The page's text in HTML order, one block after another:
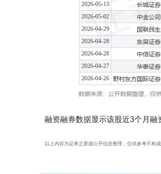
融资融券数据显示该股近3个月融
以上内容为证券之星据公开信息整理，仅供参考不构成